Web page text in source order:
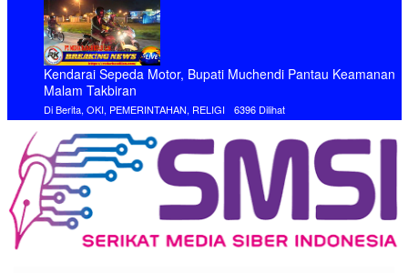
Kendarai Sepeda Motor, Bupati Muchendi Pantau Keamanan
Malam Takbiran
Di Berita, OKI, PEMERINTAHAN, RELIGI 6396 Dilihat